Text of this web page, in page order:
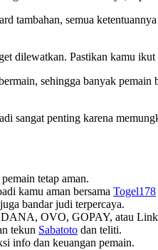
tambahan, semua
dilewatkan. Pastikan kamu
sehingga banyak pemain
sangat penting karena
tetap aman.
kamu aman bersama Togel178
bandar judi terpercaya.
OVO, GOPAY, atau
tekun Sabatoto dan teliti.
info dan keuangan pemain.